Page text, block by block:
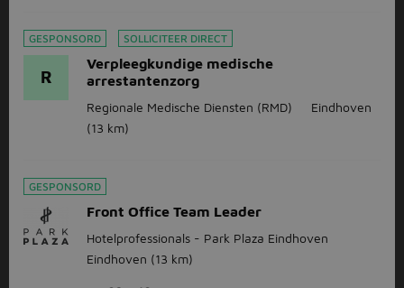
GESPONSORD SOLLICITEER DIRECT
R
Verpleegkundige medische
arrestantenzorg
Regionale Medische Diensten (RMD)
Eindhoven
(13 km)
GESPONSORD
Front Office Team Leader
Hotelprofessionals - Park Plaza Eindhoven
Eindhoven (13 km)